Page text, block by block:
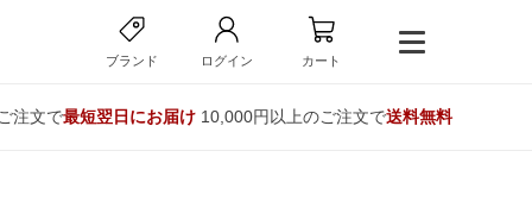
ブランド ログイン カート
注文で最短翌日にお届け10,000円以上のご注文で送料無料